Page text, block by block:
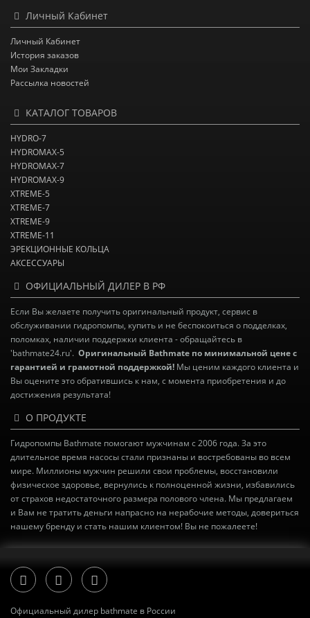
Личный Кабинет
Личный Кабинет
История заказов
Мои Закладки
Рассылка новостей
КАТАЛОГ ТОВАРОВ
HYDRO-7
HYDROMAX-5
HYDROMAX-7
HYDROMAX-9
XTREME-5
XTREME-7
XTREME-9
XTREME-11
ЭРЕКЦИОННЫЕ КОЛЬЦА
АКСЕССУАРЫ
ОФИЦИАЛЬНЫЙ ДИЛЕР В РФ
Если Вы желаете получить оригинальный продукт, сервис в
обслуживании гидропомпы, купить и не беспокоиться о подделках,
поломках, наличии поддержки клиента - обращайтесь в
'bathmate24.ru'. Оригинальный Bathmate по минимальной цене с
гарантией и грамотной поддержкой! Мы ценим каждого клиента и
Вы оцените это обратившись к нам, с момента приобретения и до
достижения результата!
О ПРОДУКТЕ
Гидропомпы Bathmate помогают мужчинам с 2006 года. За это
длительное время насосы стали признаны и востребованы во всем
мире. Миллионы мужчин решили свои проблемы, восстановили
физическое здоровье, вернулись к полноценной жизни, избавились
от страхов недостаточного размера полового члена. Мы предлагаем
и Вам не тратить деньги напрасно на нерабочие методы, довериться
нашему бренду и стать нашим клиентом! Вы не пожалеете!
Официальный дилер bathmate в России